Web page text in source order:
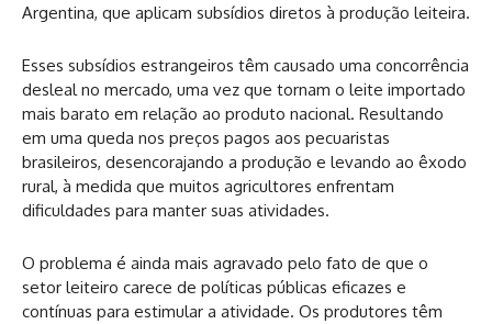
Argentina, que aplicam subsídios diretos à produção leiteira.
Esses subsídios estrangeiros têm causado uma concorrência
desleal no mercado, uma vez que tornam o leite importado
mais barato em relação ao produto nacional. Resultando
em uma queda nos preços pagos aos pecuaristas
brasileiros, desencorajando a produção e levando ao êxodo
rural, à medida que muitos agricultores enfrentam
dificuldades para manter suas atividades.
O problema é ainda mais agravado pelo fato de que o
setor leiteiro carece de políticas públicas eficazes e
contínuas para estimular a atividade. Os produtores têm